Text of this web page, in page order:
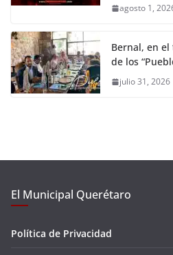
agosto 1,
Bernal, en
de los
julio 31, 2026
El Municipal Querétaro
Política de Privacidad